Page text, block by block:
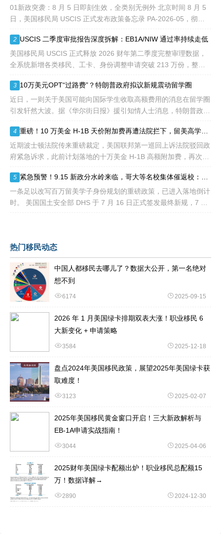
先"移民类别的申请。EB1A
不需要雇主支持、不用办理
等的限制，所以也愈来愈受
到中国杰出人才的青睐。
01新政突袭：8 月 5 日即刻生效，全类别无例外 北京时间 8 月 5
日，美国移民局 USCIS 正式发布政策备忘录 PA-2026-05，彻底
2 USCIS 二季度审批报告深度拆解：EB1A/NIW 通过率持续走低
美国移民局 USCIS 正式释放 2026 财年第二季度完整审理数据，
全系统新增各类移民、工卡、身份调整申请突破 213 万份，整体
3 10万美元OPT“过路费”？特朗普政府拟议新规震动留学圈
近日，一则关于美国可能向国际学生收取高额费用的消息在留学圈
引发轩然大波。据《华尔街日报》援引知情人士消息，特朗普政府
中可能包括高达10万美元
4
近期波士顿法院传来重磅裁定，美国联邦第一巡回上诉法院驳回政
府紧急诉求，此前计划落地的十万美金 H-1B 高额附加费，再次被
5
一条足以改写百万留美学子身份规划的重磅政策，已进入落地倒计
时。 美国国土安全部 DHS 于 7 月 16 日正式签发最终新规，7 月
热门移民动态
中国人都移民去哪儿了？数据大公开，第一名绝对
想不到
6174 2025-09-15
2026 年 1 月美国绿卡排期双表大涨！职业移民 6
大新变化 + 申请策略
3584 2025-12-18
盘点2024年美国移民政策，展望2025年美国绿卡获
取难度！
3123 2025-02-07
2025年美国移民黄金窗口开启！三大新政解析与
EB-1A申请实战指南！
3044 2025-04-06
2025财年美国绿卡配额出炉！职业移民总配额15
万！数据详解→
2890 2024-12-30